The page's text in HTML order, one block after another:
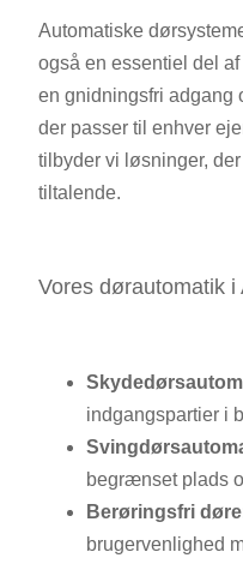
Automatiske
også en essentiel del
en gnidningsfri adgang
der passer til enhver
tilbyder vi løsninger,
tiltalende.
Vores dørautomatik i
indgangspartier i
begrænset plads
Berøringsfri
brugervenlighed